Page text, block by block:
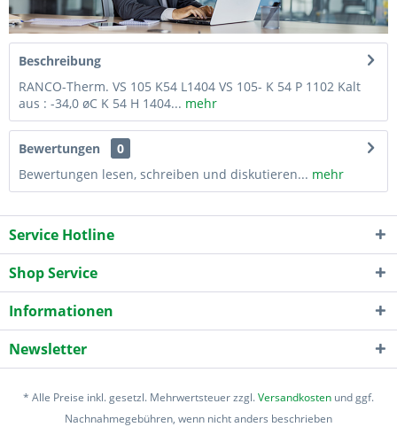
Beschreibung
RANCO-Therm. VS 105 K54 L1404 VS 105- K 54 P 1102 Kalt
aus : -34,0 øC K 54 H 1404... mehr
Bewertungen
0
Bewertungen lesen, schreiben und diskutieren... mehr
Service Hotline
Shop Service
Informationen
Newsletter
* Alle Preise inkl. gesetzl. Mehrwertsteuer zzgl.Versandkosten und ggf.
Nachnahmegebühren, wenn nicht anders beschrieben